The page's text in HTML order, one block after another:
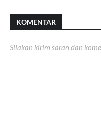
KOMENTAR
Silakan kirim saran dan